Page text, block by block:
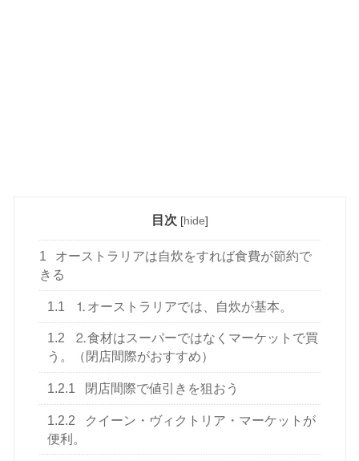
目次 [hide]
1
オーストラリアは自炊をすれば食費が節約で
きる
1.1 ⒈オーストラリアでは、自炊が基本。
1.2
⒉食材はスーパーではなくマーケットで買
う。（閉店間際がおすすめ）
1.2.1 閉店間際で値引きを狙おう
1.2.2
クイーン・ヴィクトリア・マーケットが
便利。